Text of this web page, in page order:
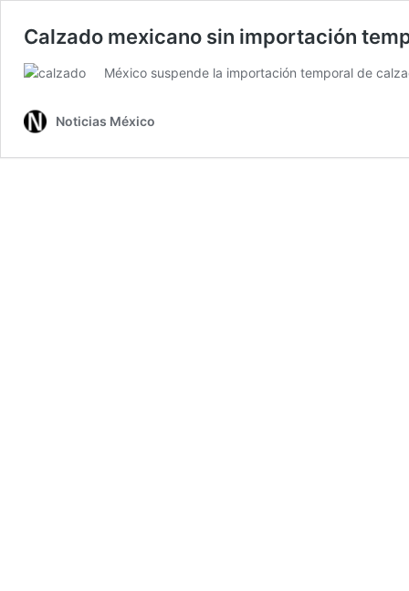
Calzado mexicano sin importación
México suspende la importación temporal de
Noticias México